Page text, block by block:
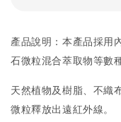
產品說明：本產品採用
石微粒混合萃取物等數種
天然植物及樹脂、不織
微粒釋放出遠紅外線。